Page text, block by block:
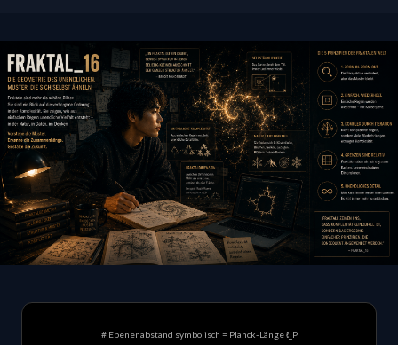
# Ebenenabstand symbolisch = Planck-Länge ℓ_P